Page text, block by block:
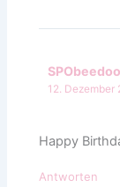
SPObeedoo
12. Dezember
Happy
Antworten